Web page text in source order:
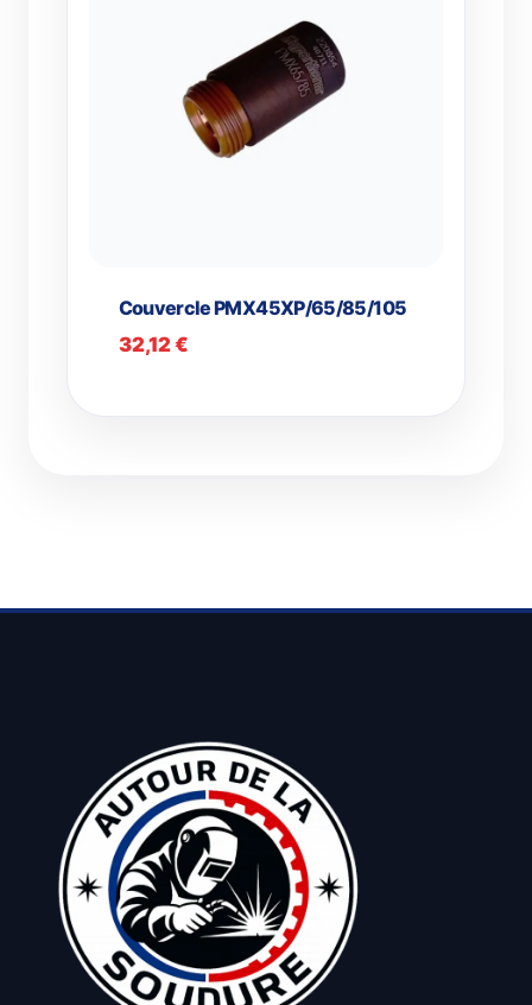
Couvercle PMX45XP/65/85/105
32,12€